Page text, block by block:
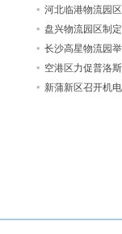
河北临港物流园
盘兴物流园区制
长沙高星物流园
空港区力促普洛
新蒲新区召开机